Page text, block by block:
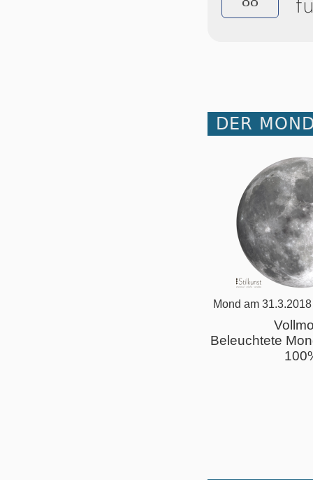
DER
Mond am
Beleuchtete